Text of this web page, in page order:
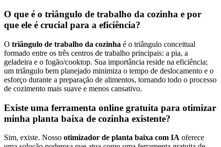
O que é o triângulo de trabalho da cozinha e por
que ele é crucial para a eficiência?
O triângulo de trabalho da cozinha é o triângulo conceitual
formado entre os três centros de trabalho principais: a pia, a
geladeira e o fogão/cooktop. Sua importância reside na eficiência;
um triângulo bem planejado minimiza o tempo de deslocamento e o
esforço durante a preparação de alimentos, tornando todo o processo
de cozimento mais suave e menos cansativo.
Existe uma ferramenta online gratuita para otimizar
minha planta baixa de cozinha existente?
Sim, existe. Nosso otimizador de planta baixa com IA oferece